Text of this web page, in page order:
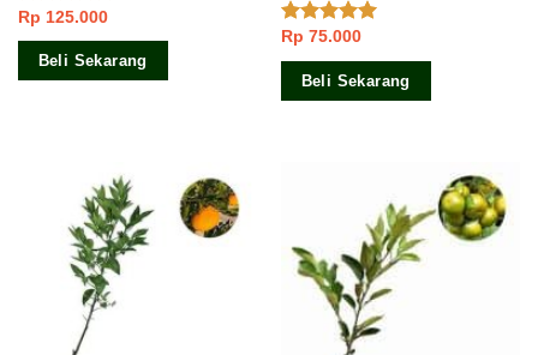
Dinilai5.00
dari 5
Rp 125.000
Beli Sekarang
Dinilai5.00
dari 5
Rp 75.000
Beli Sekarang